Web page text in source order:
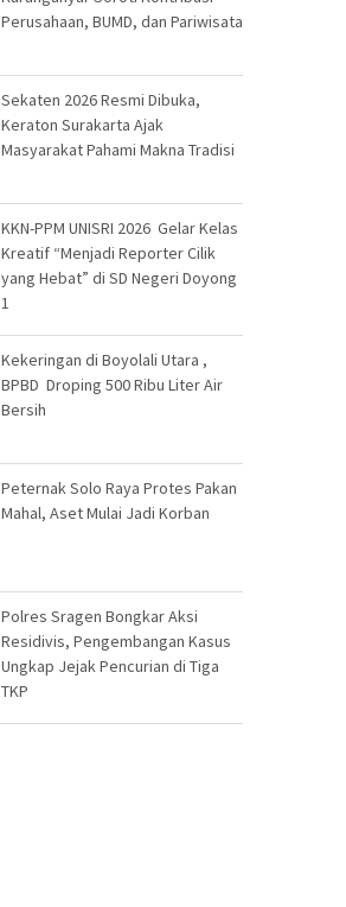
Perusahaan, BUMD, dan Pariwisata
Sekaten 2026 Resmi Dibuka,
Keraton Surakarta Ajak
Masyarakat Pahami Makna Tradisi
KKN-PPM UNISRI 2026 Gelar Kelas
Kreatif “Menjadi Reporter Cilik
yang Hebat” di SD Negeri Doyong
1
Kekeringan di Boyolali Utara ,
BPBD Droping 500 Ribu Liter Air
Bersih
Peternak Solo Raya Protes Pakan
Mahal, Aset Mulai Jadi Korban
Polres Sragen Bongkar Aksi
Residivis, Pengembangan Kasus
Ungkap Jejak Pencurian di Tiga
TKP